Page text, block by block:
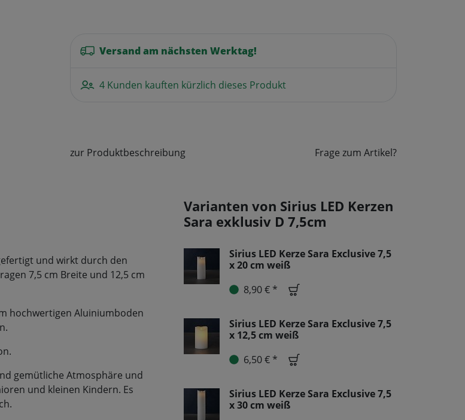
Versand am nächsten Werktag!
4 Kunden kauften kürzlich dieses Produkt
zur Produktbeschreibung Frage zum Artikel?
und wirkt durch den
7,5 cm Breite und 12,5 cm
hochwertigen Aluiniumboden
gemütliche Atmosphäre und
und kleinen Kindern. Es
Varianten von Sirius LED Kerzen
Sara exklusiv D 7,5cm
Sirius LED Kerze Sara Exclusive 7,5
x 20 cm weiß
8,90 € *
Sirius LED Kerze Sara Exclusive 7,5
x 12,5 cm weiß
6,50 € *
Sirius LED Kerze Sara Exclusive 7,5
x 30 cm weiß